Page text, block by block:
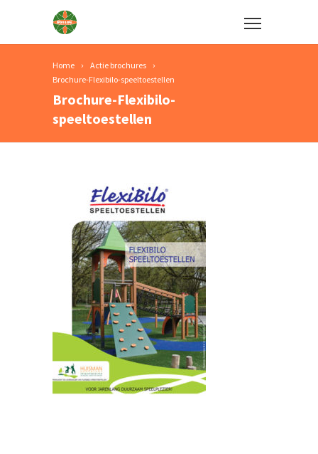
Home
Actie brochures
Brochure-Flexibilo-speeltoestellen
Brochure-Flexibilo-
speeltoestellen